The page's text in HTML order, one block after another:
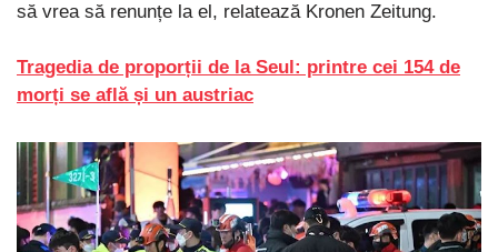
să vrea să renunțe la el, relatează Kronen Zeitung.
Tragedia de proporții de la Seul: printre cei 154 de
morți se află și un austriac